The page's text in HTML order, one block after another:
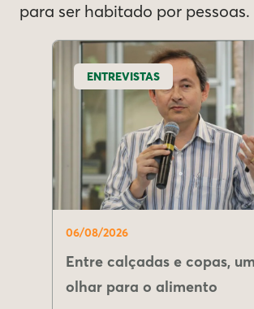
para ser habitado por pessoas.
ENTREVISTAS
06/08/2026
Entre calçadas e copas,
olhar para o alimento